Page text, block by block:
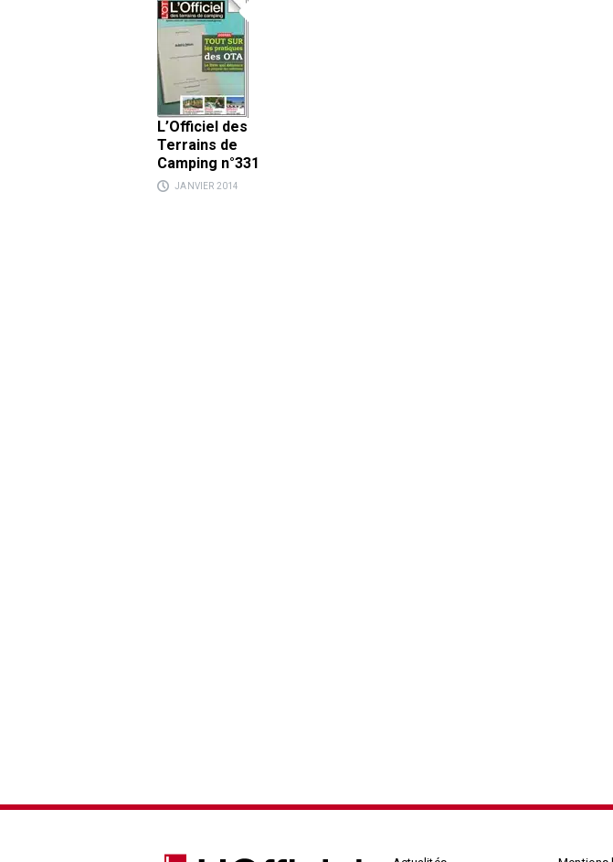
L’Officiel des
Terrains de
Camping n°331
JANVIER 2014